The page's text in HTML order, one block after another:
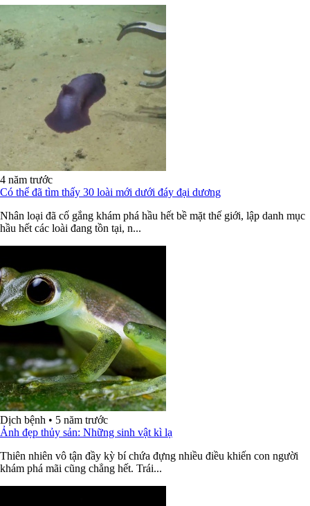
4 năm trước
Có thể đã tìm thấy 30 loài mới dưới đáy đại dương
Nhân loại đã cố gắng khám phá hầu hết bề mặt thế giới, lập danh mục
hầu hết các loài đang tồn tại, n...
Dịch bệnh • 5 năm trước
Ảnh đẹp thủy sản: Những sinh vật kì lạ
Thiên nhiên vô tận đầy kỳ bí chứa đựng nhiều điều khiến con người
khám phá mãi cũng chẳng hết. Trái...